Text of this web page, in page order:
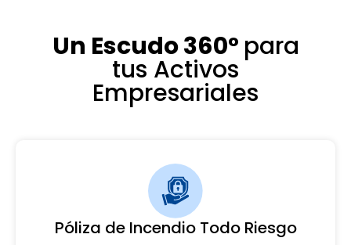
Un Escudo 360° para
tus Activos
Empresariales
Póliza de Incendio Todo Riesgo